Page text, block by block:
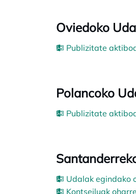
Oviedoko
Publizitate
Polancoko
Publizitate
Udalak egindako
Kontseiluak